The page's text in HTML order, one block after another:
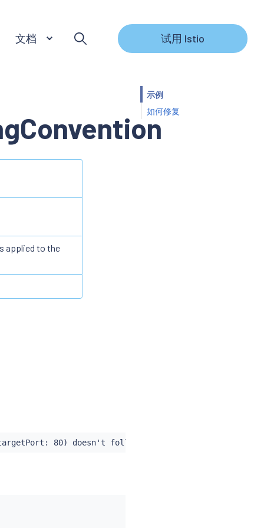
文档 试用 Istio
applied to the
80) doesn't follow the naming convention
示例
如何修复